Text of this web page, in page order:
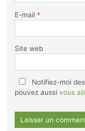
E-mail *
Site web
Notifiez-moi
pouvez aussi vous